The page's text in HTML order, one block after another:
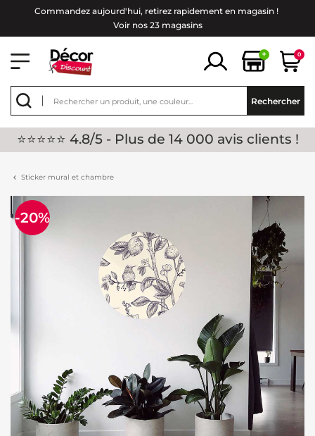
Commandez aujourd'hui, retirez rapidement en magasin !
Voir nos 23 magasins
+ 0
Rechercher
⭐⭐⭐⭐⭐ 4.8/5 - Plus de 14 000 avis clients !
Sticker mural et chambre
-20%